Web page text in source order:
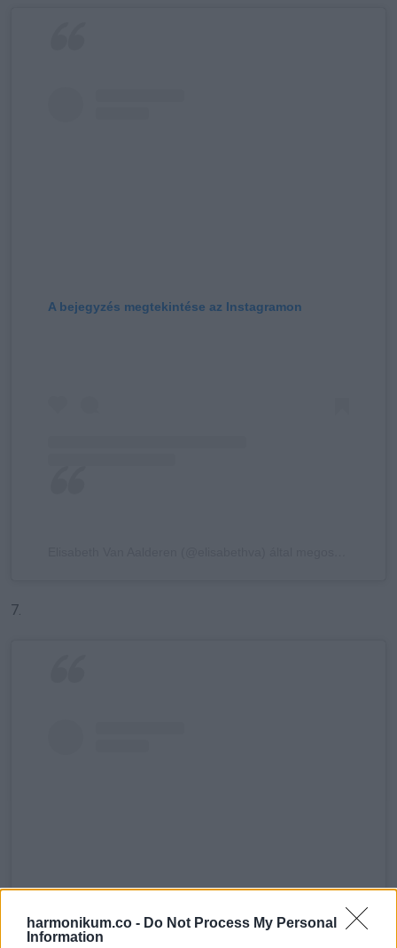
harmonikum.co - Do Not Process My Personal
Information
A bejegyzés megtekintése az Instagramon
7.
A bejegyzés megtekintése az Instagramon